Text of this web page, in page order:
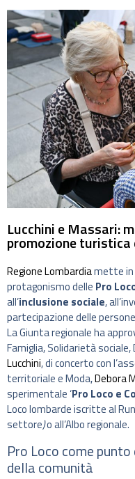
Lucchini e Massari:
promozione turistica
Regione Lombardiamette in
protagonismo delle Pro
all’inclusione sociale,
partecipazione delle
La Giunta regionale ha
Famiglia, Solidarietà
Lucchini, di concerto con
territoriale e Moda,Debora
sperimentale ‘Pro Loco e
Loco lombarde iscritte al
settore)o all’Albo regionale.
Pro Loco come
della comunità